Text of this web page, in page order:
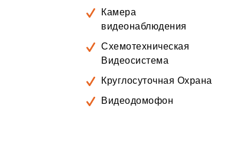
Камера
видеонаблюдения
Схемотехническая
Видеосистема
Круглосуточная Охрана
Видеодомофон